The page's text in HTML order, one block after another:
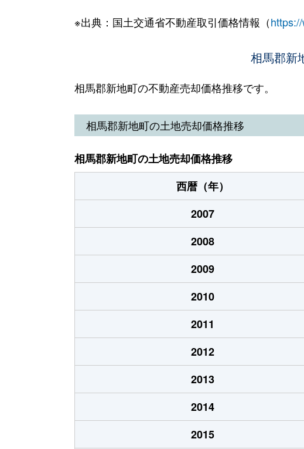
※出典：国土交通省不動産取引価格情報（
相馬郡新
相馬郡新地町の不動産売却価格推移です。
相馬郡新地町の土地売却価格推移
相馬郡新地町の土地売却価格推移
西暦（年）
2007
2008
2009
2010
2011
2012
2013
2014
2015